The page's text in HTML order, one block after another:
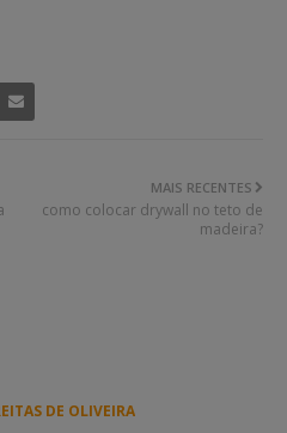
MAIS RECENTES
como colocar drywall no teto de
madeira?
DE OLIVEIRA